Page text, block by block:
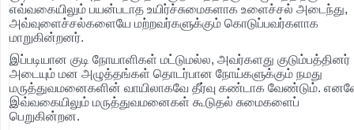
எவ்வகையிலும் பயன்படாத உயிர்ச்சுமைகளாக உளைச்சல் அடைந்து,
அவ்வுளைச்சல்களையே மற்றவர்களுக்கும் கொடுப்பவர்களாக
மாறுகின்றனர்.
இப்படியான குடி நோயாளிகள் மட்டுமல்ல, அவர்களது குடும்பத்தினர்
அடையும் மன அழுத்தங்கள் தொடர்பான நோய்களுக்கும் நமது
மருத்துவமனைகளின் வாயிலாகவே தீர்வு கண்டாக வேண்டும்.
இவ்வகையிலும் மருத்துவமனைகள் கூடுதல் சுமைகளைப்
பெறுகின்றன.